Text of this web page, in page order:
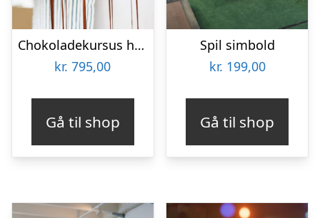
Chokoladekursus hos Karoline Trier
kr. 795,00
Gå til shop
Spil simbold
kr. 199,00
Gå til shop